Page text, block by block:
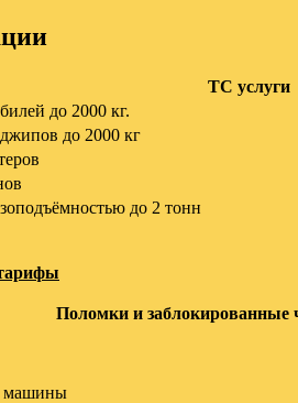
ТС услуги
до 2000 кг.
до 2000 кг
до 2 тонн
Поломки и заблокированные
машины